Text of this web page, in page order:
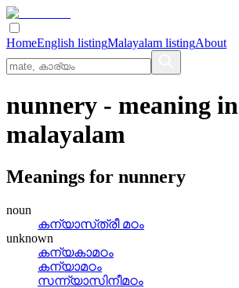
HomeEnglish listingMalayalam listingAbout
nunnery - meaning in
malayalam
Meanings for nunnery
noun
കന്യാസ്‌ത്രീ മഠം
unknown
കന്യകാമഠം
കന്യാമഠം
സന്ന്യാസിനീമഠം